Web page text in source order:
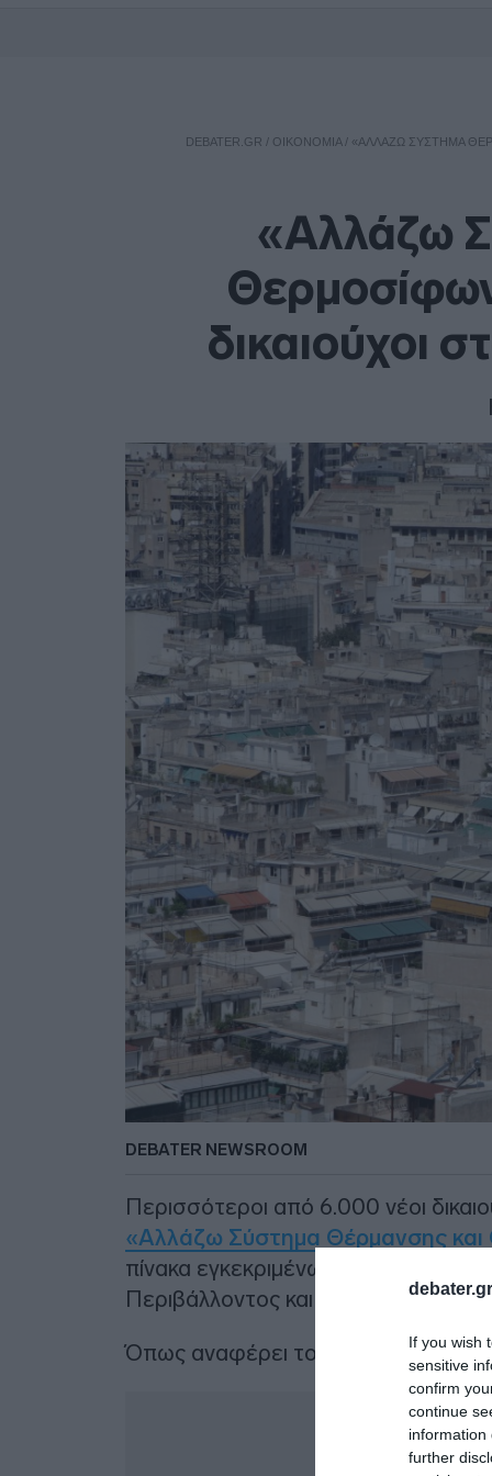
If you wish
sensitive
confirm
continue
information
further
DEBATER.GR / ΟΙΚΟΝΟΜΙΑ/ «ΑΛΛΆΖΩ ΣΎΣΤΗΜΑ
«Αλλάζω
δικαιούχοι
DEBATER NEWSROOM
Περισσότεροι από 6.000 νέοι
«Αλλάζω Σύστημα Θέρμανσης
πίνακα εγκεκριμένων αιτήσεων
Περιβάλλοντος και Ενέργειας.
Όπως αναφέρει το